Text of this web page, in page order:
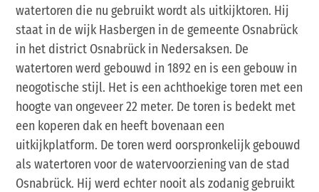
watertoren die nu gebruikt wordt als uitkijktoren. Hij
staat in de wijk Hasbergen in de gemeente Osnabrück
in het district Osnabrück in Nedersaksen. De
watertoren werd gebouwd in 1892 en is een gebouw in
neogotische stijl. Het is een achthoekige toren met een
hoogte van ongeveer 22 meter. De toren is bedekt met
een koperen dak en heeft bovenaan een
uitkijkplatform. De toren werd oorspronkelijk gebouwd
als watertoren voor de watervoorziening van de stad
Osnabrück. Hij werd echter nooit als zodanig gebruikt